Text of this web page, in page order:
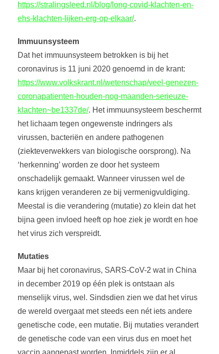
https://stralingsleed.nl/blog/long-covid-klachten-en-
ehs-klachten-lijken-erg-op-elkaar/.
Immuunsysteem
Dat het immuunsysteem betrokken is bij het
coronavirus is 11 juni 2020 genoemd in de krant:
https://www.volkskrant.nl/wetenschap/veel-genezen-
coronapatienten-houden-nog-maanden-serieuze-
klachten~be1337de/. Het immuunsysteem beschermt
het lichaam tegen ongewenste indringers als
virussen, bacteriën en andere pathogenen
(ziekteverwekkers van biologische oorsprong). Na
‘herkenning’ worden ze door het systeem
onschadelijk gemaakt. Wanneer virussen wel de
kans krijgen veranderen ze bij vermenigvuldiging.
Meestal is die verandering (mutatie) zo klein dat het
bijna geen invloed heeft op hoe ziek je wordt en hoe
het virus zich verspreidt.
Mutaties
Maar bij het coronavirus, SARS-CoV-2 wat in China
in december 2019 op één plek is ontstaan als
menselijk virus, wel. Sindsdien zien we dat het virus
de wereld overgaat met steeds een nét iets andere
genetische code, een mutatie. Bij mutaties verandert
de genetische code van een virus dus en moet het
vaccin aangepast worden. Inmiddels zijn er al